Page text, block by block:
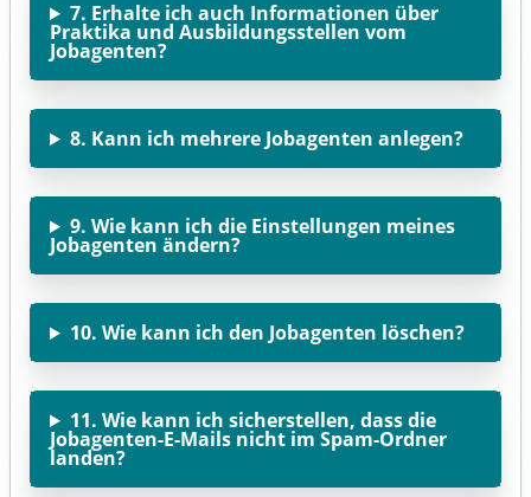
7. Erhalte ich auch Informationen über
Praktika und Ausbildungsstellen vom
Jobagenten?
8. Kann ich mehrere Jobagenten anlegen?
9. Wie kann ich die Einstellungen meines
Jobagenten ändern?
10. Wie kann ich den Jobagenten löschen?
11. Wie kann ich sicherstellen, dass die
Jobagenten-E-Mails nicht im Spam-Ordner
landen?